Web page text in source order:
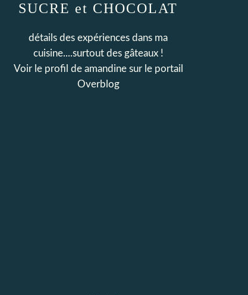
SUCRE et CHOCOLAT
détails des expériences dans ma
cuisine....surtout des gâteaux !
Voir le profil de amandinesur le portail
Overblog